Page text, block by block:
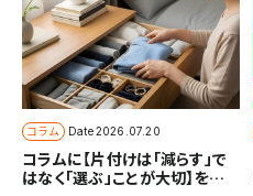
コラム Date2026.07.20
コラムに【片付けは「減らす」で
はなく「選ぶ」ことが大切】を追